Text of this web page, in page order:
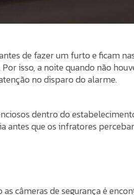
de fazer um furto e ficam
isso, a noite quando não
no disparo do alarme.
dentro do
antes que os infratores
câmeras de segurança é